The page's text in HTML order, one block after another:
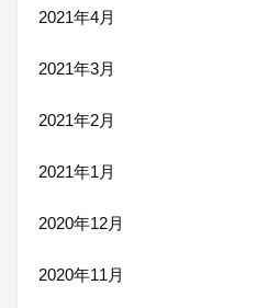
2021年4月
2021年3月
2021年2月
2021年1月
2020年12月
2020年11月